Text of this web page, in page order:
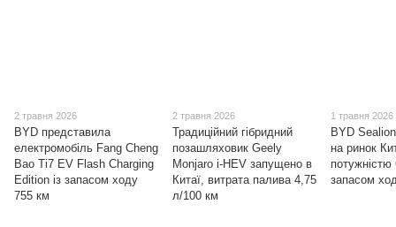
2 травня 2026
BYD представила
електромобіль Fang Cheng
Bao Ti7 EV Flash Charging
Edition із запасом ходу
755 км
2 травня 2026
Традиційний гібридний
позашляховик Geely
Monjaro i-HEV запущено в
Китаї, витрата палива 4,75
л/100 км
1 травня 2026
BYD
на ринок
запасом